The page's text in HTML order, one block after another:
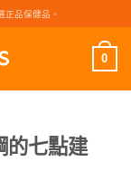
正品保健品。
0
的七點建